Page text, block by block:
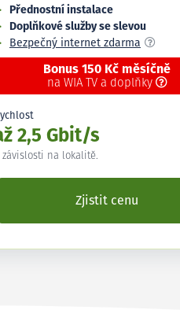
Přednostní instalace
Doplňkové služby se slevou
Bezpečný internet zdarma
Bonus 150 Kč měsíčně
na WIA TV a doplňky
2,5 Gbit/s
závislosti na lokalitě.
Zjistit cenu